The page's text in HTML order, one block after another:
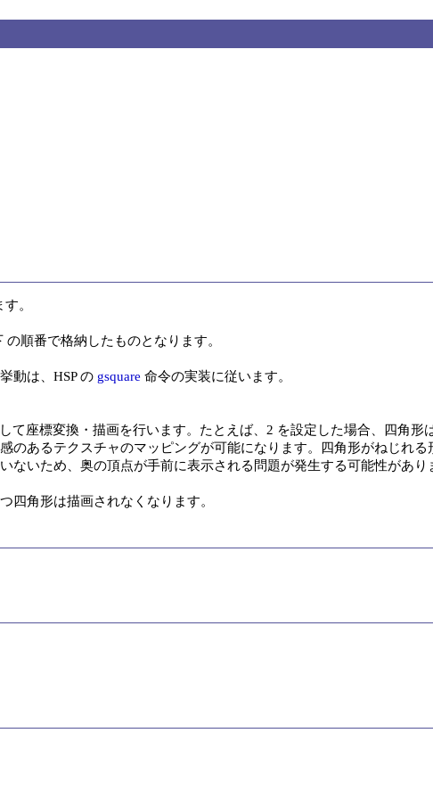
。
順番で格納したものとなります。
動は、HSP の gsquare 命令の実装に従います。
て座標変換・描画を行います。たとえば、2 を設定した場合、四角
のあるテクスチャのマッピングが可能になります。四角形がねじれ
ないため、奥の頂点が手前に表示される問題が発生する可能性があ
四角形は描画されなくなります。